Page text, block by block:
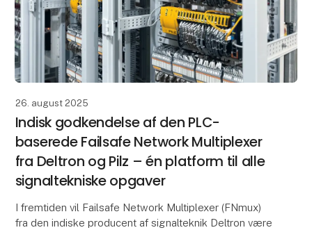
26. august 2025
Indisk godkendelse af den PLC-
baserede Failsafe Network Multiplexer
fra Deltron og Pilz – én platform til alle
signaltekniske opgaver
I fremtiden vil Failsafe Network Multiplexer (FNmux)
fra den indiske producent af signalteknik Deltron være